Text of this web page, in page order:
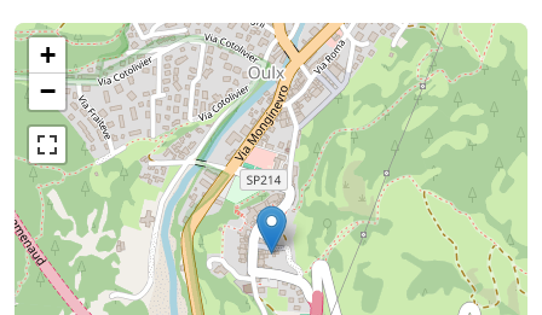
+
−